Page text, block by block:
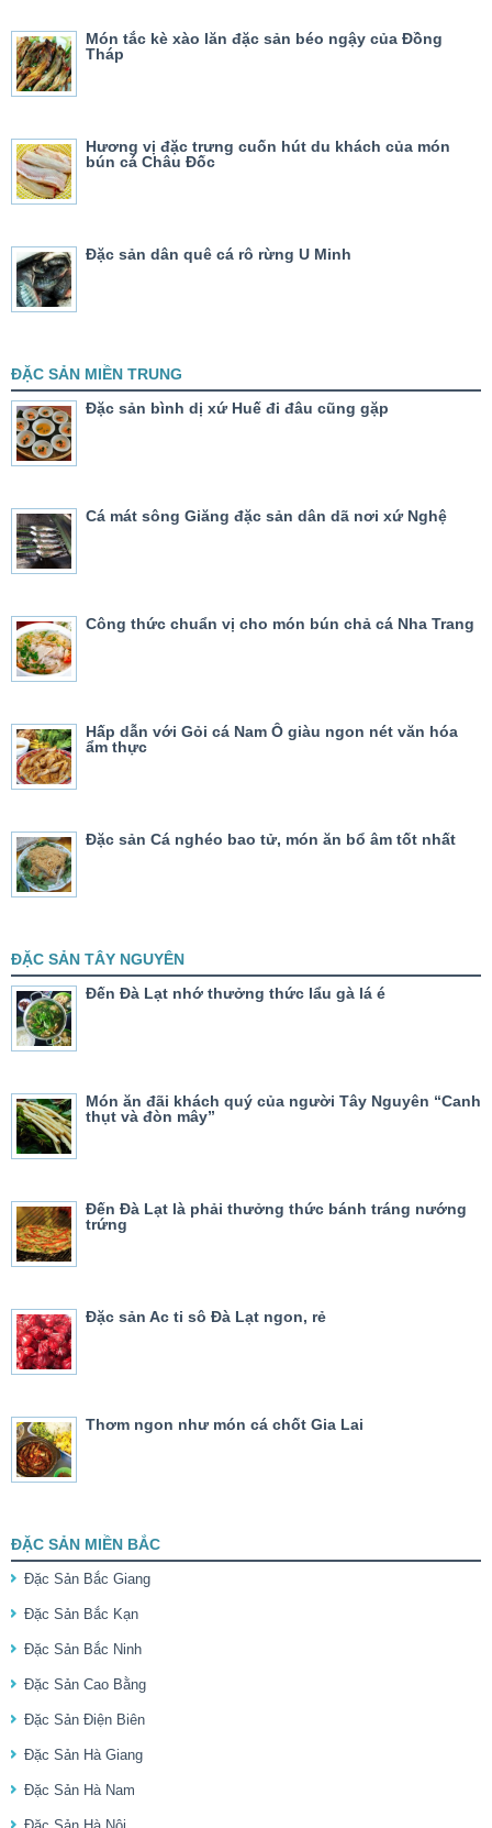
Món tắc kè xào lăn đặc sản béo ngậy của Đồng
Tháp
Hương vị đặc trưng cuốn hút du khách của món
bún cá Châu Đốc
Đặc sản dân quê cá rô rừng U Minh
ĐẶC SẢN MIỀN TRUNG
Đặc sản bình dị xứ Huế đi đâu cũng gặp
Cá mát sông Giăng đặc sản dân dã nơi xứ Nghệ
Công thức chuẩn vị cho món bún chả cá Nha Trang
Hấp dẫn với Gỏi cá Nam Ô giàu ngon nét văn hóa
ẩm thực
Đặc sản Cá nghéo bao tử, món ăn bổ âm tốt nhất
ĐẶC SẢN TÂY NGUYÊN
Đến Đà Lạt nhớ thưởng thức lẩu gà lá é
Món ăn đãi khách quý của người Tây Nguyên “Canh
thụt và đòn mây”
Đến Đà Lạt là phải thưởng thức bánh tráng nướng
trứng
Đặc sản Ac ti sô Đà Lạt ngon, rẻ
Thơm ngon như món cá chốt Gia Lai
ĐẶC SẢN MIỀN BẮC
Đặc Sản Bắc Giang
Đặc Sản Bắc Kạn
Đặc Sản Bắc Ninh
Đặc Sản Cao Bằng
Đặc Sản Điện Biên
Đặc Sản Hà Giang
Đặc Sản Hà Nam